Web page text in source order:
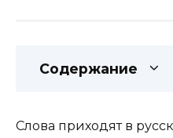
Содержание
Слова приходят в